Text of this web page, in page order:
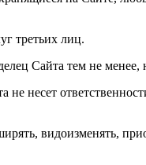
третьих лиц.
Сайта тем не менее,
несет
видоизменять,